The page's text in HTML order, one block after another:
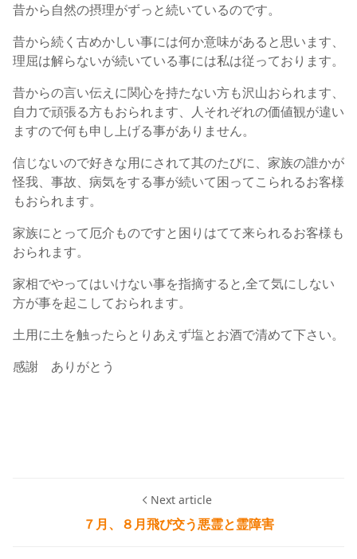
昔から自然の摂理がずっと続いているのです。
昔から続く古めかしい事には何か意味があると思います、
理屈は解らないが続いている事には私は従っております。
昔からの言い伝えに関心を持たない方も沢山おられます、
自力で頑張る方もおられます、人それぞれの価値観が違い
ますので何も申し上げる事がありません。
信じないので好きな用にされて其のたびに、家族の誰かが
怪我、事故、病気をする事が続いて困ってこられるお客様
もおられます。
家族にとって厄介ものですと困りはてて来られるお客様も
おられます。
家相でやってはいけない事を指摘すると,全て気にしない
方が事を起こしておられます。
土用に土を触ったらとりあえず塩とお酒で清めて下さい。
感謝 ありがとう
Next article
７月、８月飛び交う悪霊と霊障害